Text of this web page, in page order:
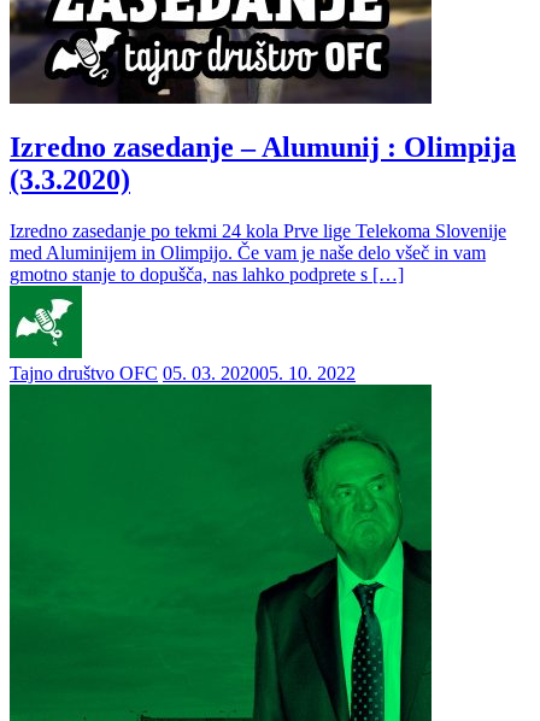
Izredno zasedanje – Alumunij : Olimpija
(3.3.2020)
Izredno zasedanje po tekmi 24 kola Prve lige Telekoma Slovenije
med Aluminijem in Olimpijo. Če vam je naše delo všeč in vam
gmotno stanje to dopušča, nas lahko podprete s […]
Tajno društvo OFC 05. 03. 202005. 10. 2022